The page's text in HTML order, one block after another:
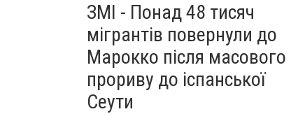
ЗМІ - Понад 48 тисяч
мігрантів повернули до
Марокко після масового
прориву до іспанської
Сеути